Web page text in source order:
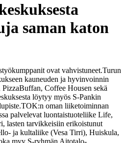
saman katon
ovat vahvistuneet.Turun
kauneuden ja hyvinvoinnin
Coffee Housen sekä
löytyy myös S-Pankin
TOK:n oman liiketoiminnan
palvelevat luontaistuoteliike Life,
lasten tarvikkeisiin erikoistunut
ja kultaliike (Vesa Tirri), Huiskula,
myy S-ryhmän Aitotalo-